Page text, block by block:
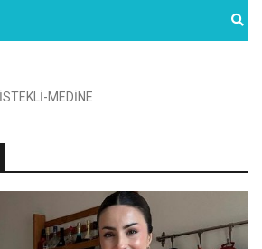
MEDİNE